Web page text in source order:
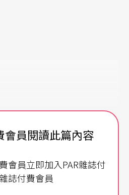
會員閱讀此篇內容
會員立即加入PAR雜誌付
誌付費會員